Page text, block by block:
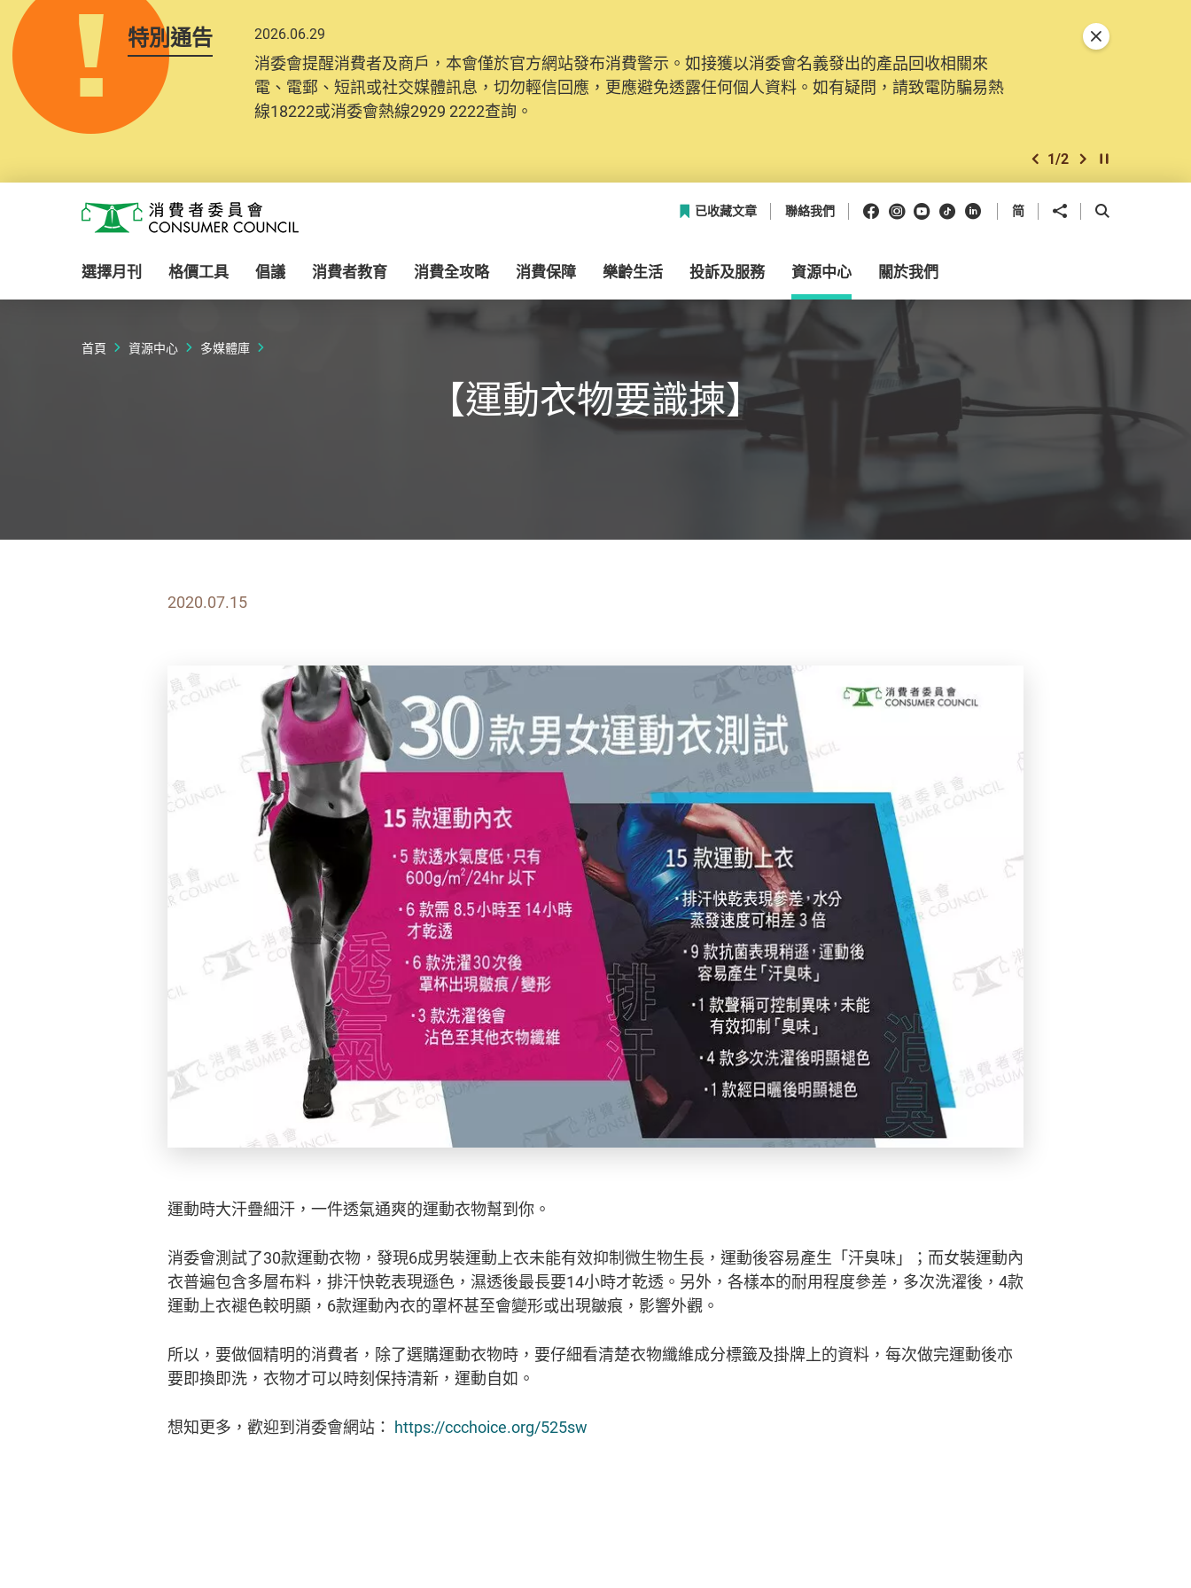
特別通告 2026.06.29
消委會提醒消費者及商戶，本會僅於官方網站發布消費警示。如接獲以消委會名義發出的產品回收相關來
電、電郵、短訊或社交媒體訊息，切勿輕信回應，更應避免透露任何個人資料。如有疑問，請致電防騙易熱
線18222或消委會熱線2929 2222查詢。
上一個
1/2 下一個開始/暫停幻燈
關閉特別通告
消費者委員會
已收藏文章 聯絡我們 Facebook
Instagram
Youtube
抖音領英 简 分享到 開啟搜尋框
選擇月刊 格價工具 倡議 消費者教育 消費全攻略 消費保障 樂齡生活 投訴及服務 資源中心 關於我們
首頁 資源中心 多媒體庫
【運動衣物要識揀】
2020.07.15
運動時大汗疊細汗，一件透氣通爽的運動衣物幫到你。
消委會測試了30款運動衣物，發現6成男裝運動上衣未能有效抑制微生物生長，運動後容易產生「汗臭味」；而女裝運動內
衣普遍包含多層布料，排汗快乾表現遜色，濕透後最長要14小時才乾透。另外，各樣本的耐用程度參差，多次洗濯後，4款
運動上衣褪色較明顯，6款運動內衣的罩杯甚至會變形或出現皺痕，影響外觀。
所以，要做個精明的消費者，除了選購運動衣物時，要仔細看清楚衣物纖維成分標籤及掛牌上的資料，每次做完運動後亦
要即換即洗，衣物才可以時刻保持清新，運動自如。
想知更多，歡迎到消委會網站： https://ccchoice.org/525sw